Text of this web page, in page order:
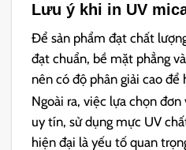
Lưu ý khi in UV
Để sản phẩm đạt chất
đạt chuẩn, bề mặt phẳng
nên có độ phân giải cao để
Ngoài ra, việc lựa chọn
uy tín, sử dụng mực UV
hiện đại là yếu tố quan